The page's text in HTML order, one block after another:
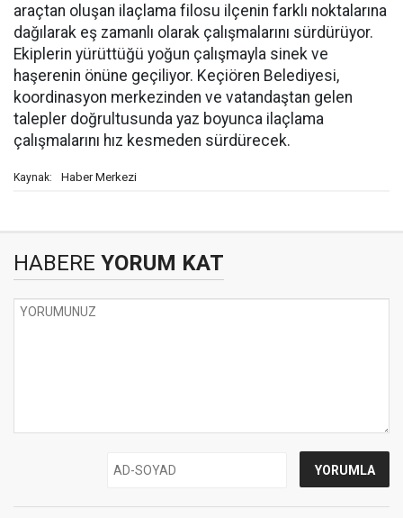
araçtan oluşan ilaçlama filosu ilçenin farklı noktalarına
dağılarak eş zamanlı olarak çalışmalarını sürdürüyor.
Ekiplerin yürüttüğü yoğun çalışmayla sinek ve
haşerenin önüne geçiliyor. Keçiören Belediyesi,
koordinasyon merkezinden ve vatandaştan gelen
talepler doğrultusunda yaz boyunca ilaçlama
çalışmalarını hız kesmeden sürdürecek.
Kaynak: Haber Merkezi
HABERE YORUM KAT